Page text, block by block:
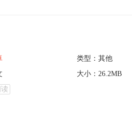
类型：其他
大小：26.2MB